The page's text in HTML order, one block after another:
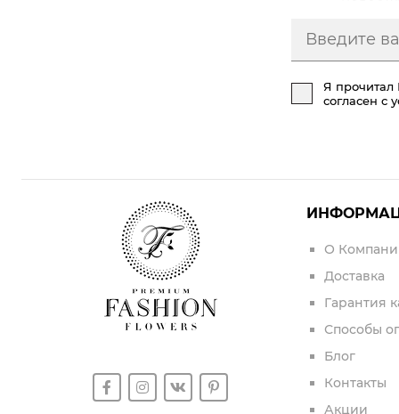
Я прочитал
согласен с
О
Доставка
Гарантия
Способы
Блог
Контакты
Акции